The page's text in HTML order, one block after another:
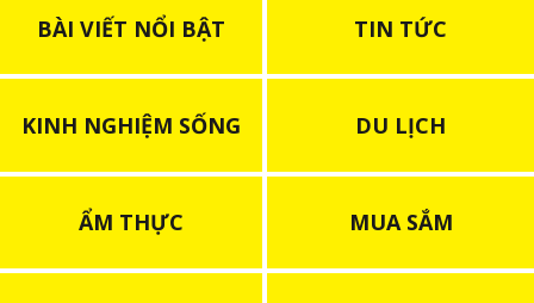
BÀI VIẾT NỔI BẬT TIN TỨC
KINH NGHIỆM SỐNG DU LỊCH
ẨM THỰC MUA SẮM